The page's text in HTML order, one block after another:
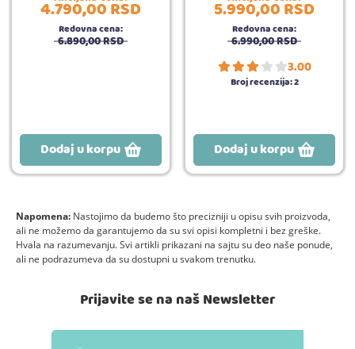
4.790,00RSD
Redovna cena:
6.890,00RSD
Dodaj u korpu
5.990,00RSD
Redovna cena:
6.990,00RSD
3.00
Broj recenzija:2
Dodaj u korpu
Napomena: Nastojimo da budemo što precizniji u opisu svih proizvoda,
ali ne možemo da garantujemo da su svi opisi kompletni i bez greške.
Hvala na razumevanju. Svi artikli prikazani na sajtu su deo naše ponude,
ali ne podrazumeva da su dostupni u svakom trenutku.
Prijavite se na naš Newsletter